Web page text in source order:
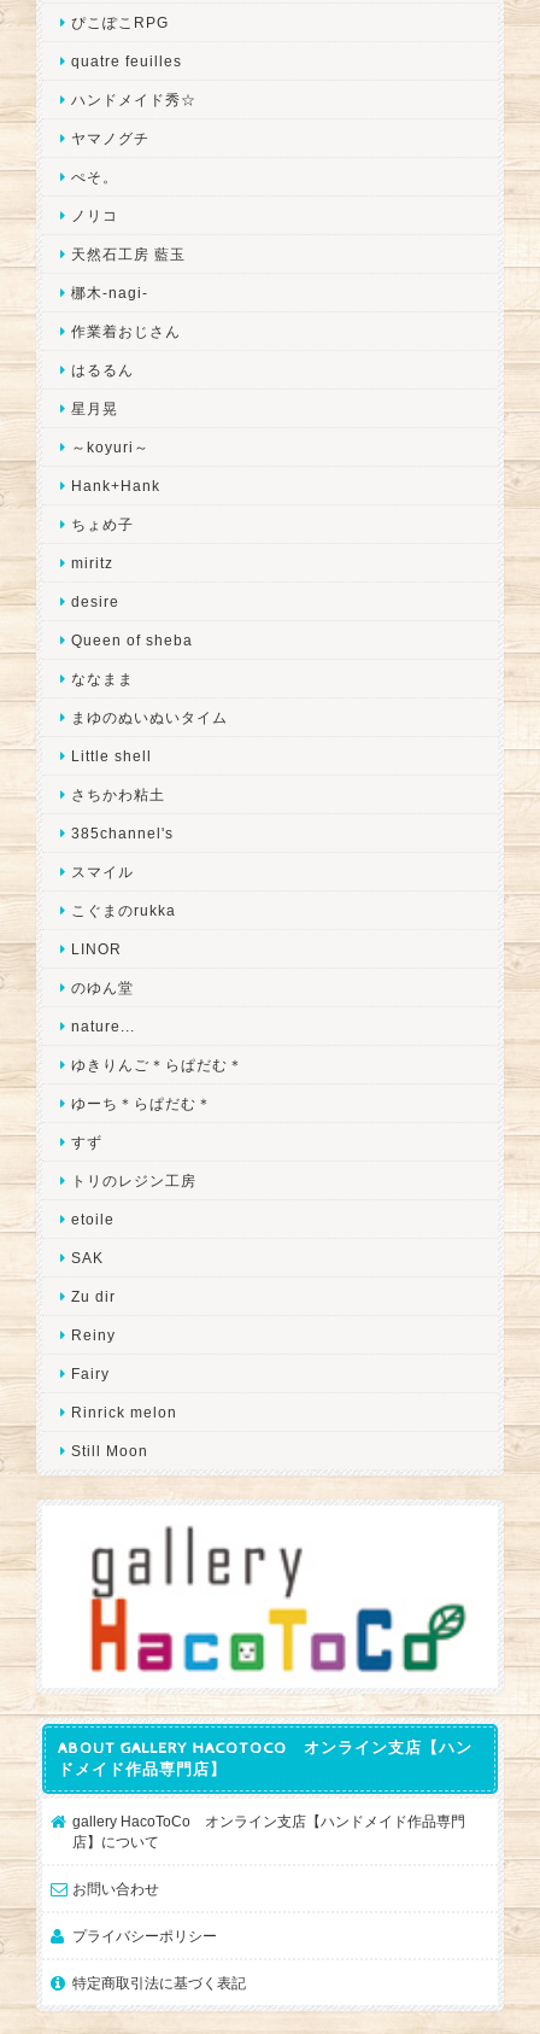
ぴこぽこRPG
quatre feuilles
ハンドメイド秀☆
ヤマノグチ
ぺそ。
ノリコ
天然石工房 藍玉
梛木-nagi-
作業着おじさん
はるるん
星月晃
～koyuri～
Hank+Hank
ちょめ子
miritz
desire
Queen of sheba
ななまま
まゆのぬいぬいタイム
Little shell
さちかわ粘土
385channel's
スマイル
こぐまのrukka
LINOR
のゆん堂
nature...
ゆきりんご＊らぱだむ＊
ゆーち＊らぱだむ＊
すず
トリのレジン工房
etoile
SAK
Zu dir
Reiny
Fairy
Rinrick melon
Still Moon
ABOUT GALLERY HACOTOCO オンライン支店【ハン
ドメイド作品専門店】
gallery HacoToCo オンライン支店【ハンドメイド作品専門
店】について
お問い合わせ
プライバシーポリシー
特定商取引法に基づく表記